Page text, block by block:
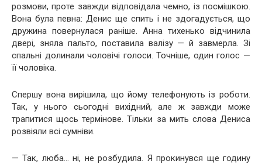
розмови, проте завжди відповідала чемно, із посмішкою.
Вона була певна: Денис ще спить і не здогадується, що
дружина повернулася раніше. Анна тихенько відчинила
двері, зняла пальто, поставила валізу — й завмерла. Зі
спальні долинали чоловічі голоси. Точніше, один голос —
її чоловіка.
Спершу вона вирішила, що йому телефонують із роботи.
Так, у нього сьогодні вихідний, але ж завжди може
трапитися щось термінове. Тільки за мить слова Дениса
розвіяли всі сумніви.
— Так, люба… ні, не розбудила. Я прокинувся ще годину